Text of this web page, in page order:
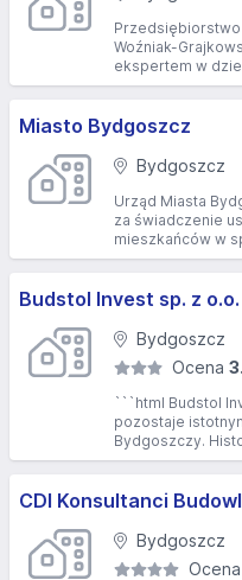
Przedsiębiorstwo
Woźniak-
ekspertem w
Miasto Bydgoszcz
Bydgoszcz
Urząd Miasta
za świadczenie
mieszkańców w
Budstol Invest sp. z o.o.
Bydgoszcz
Ocena
```html Budstol
pozostaje
Bydgoszczy.
CDI Konsultanci
Bydgoszcz
Ocena